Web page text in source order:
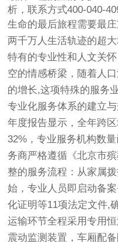
析，联系方式400-040-
生命的最后旅程需要最
两千万人生活轨迹的超
特有的专业性和人文关
空的情感桥梁，随着人
的增长,这项特殊的服务
专业化服务体系的建立
年度报告显示，全年跨
32%，专业服务机构数
务商严格遵循《北京市
整的服务流程：从家属
始，专业人员即启动备
化证明等11项法定文件,
运输环节全程采用专用
震动监测装置，车厢配